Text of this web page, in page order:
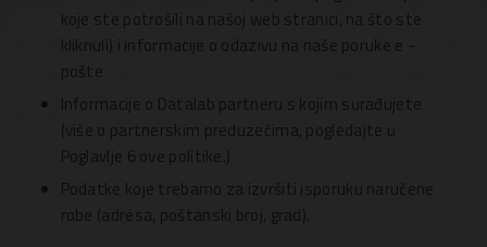
koje ste potrošili na našoj web stranici, na što ste
kliknuli) i informacije o odazivu na naše poruke e -
pošte
Informacije o Datalab partneru s kojim surađujete
(više o partnerskim preduzećima, pogledajte u
Poglavlje 6 ove politike.)
Podatke koje trebamo za izvršiti isporuku naručene
robe (adresa, poštanski broj, grad).